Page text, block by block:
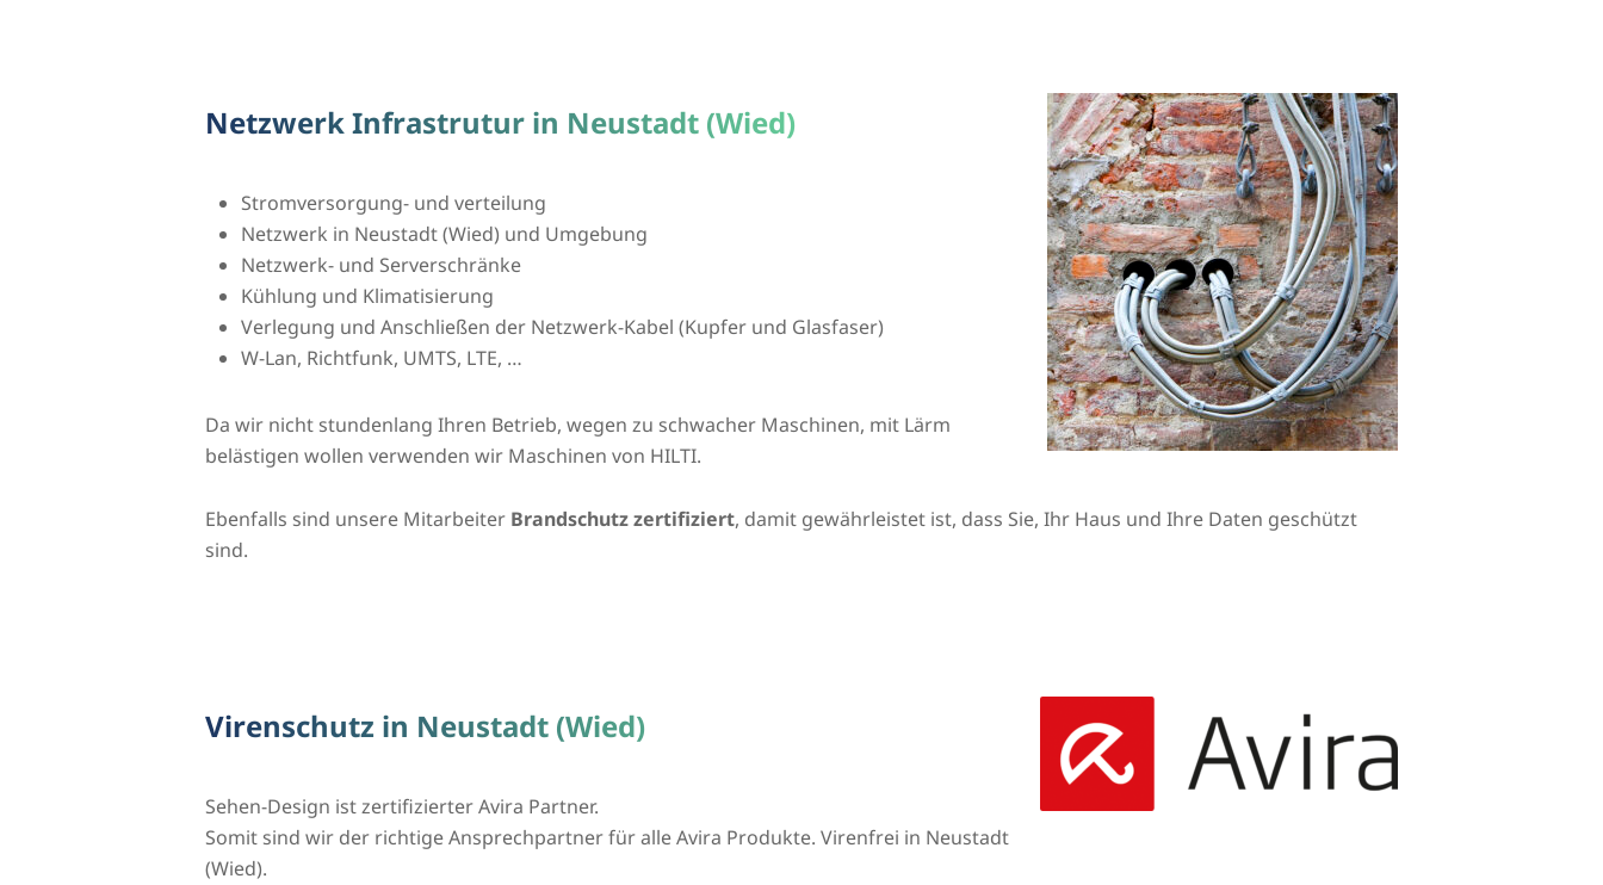
Netzwerk Infrastrutur in Neustadt (Wied)
Stromversorgung- und verteilung
Netzwerk in Neustadt (Wied) und Umgebung
Netzwerk- und Serverschränke
Kühlung und Klimatisierung
Verlegung und Anschließen der Netzwerk-Kabel (Kupfer und Glasfaser)
W-Lan, Richtfunk, UMTS, LTE, …
Da wir nicht stundenlang Ihren Betrieb, wegen zu schwacher Maschinen, mit Lärm
belästigen wollen verwenden wir Maschinen von HILTI.
Ebenfalls sind unsere Mitarbeiter Brandschutz zertifiziert, damit gewährleistet ist, dass Sie, Ihr Haus und Ihre Daten geschützt
sind.
Virenschutz in Neustadt (Wied)
Sehen-Design ist zertifizierter Avira Partner.
Somit sind wir der richtige Ansprechpartner für alle Avira Produkte. Virenfrei in Neustadt
(Wied).